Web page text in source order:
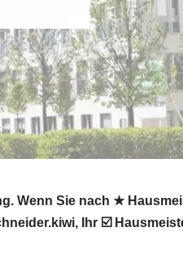
Wenn Sie nach ★
Ihr ☑️